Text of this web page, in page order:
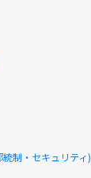
制・セキュリティ)